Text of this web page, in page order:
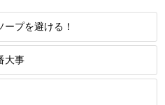
ープを避ける！
大事